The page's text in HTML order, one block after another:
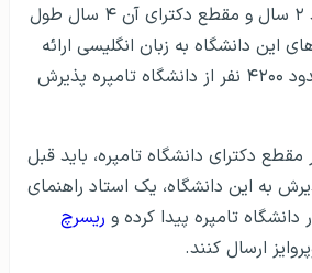
مقطع کارشناسی ارشد ۲ سال و مقطع دکترای آن ۴ سال طول
این دانشگاه به زبان انگلیسی ارائه
می‌شوند و هر سال حدود ۴۲۰۰ نفر از دانشگاه تامپره پذیرش
دکترای دانشگاه تامپره، باید قبل
به این دانشگاه، یک استاد راهنمای
تامپره پیدا کرده و ریسرچ
ارسال کنند.